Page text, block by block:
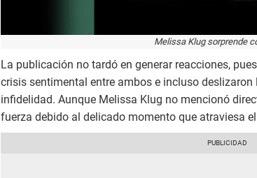
Melissa Klug sorprende
La publicación no tardó en generar reacciones,
crisis sentimental entre ambos e incluso
infidelidad. Aunque Melissa Klug no mencionó
fuerza debido al delicado momento que atraviesa